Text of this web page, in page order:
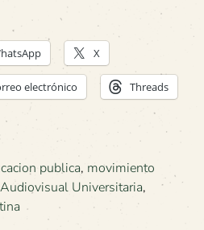
X
electrónico Threads
publica, movimiento
Universitaria,